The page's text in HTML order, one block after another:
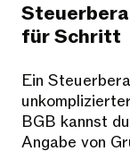
für Schritt
Ein
BGB kannst
Angabe von